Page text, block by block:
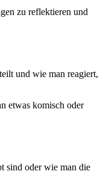
zu reflektieren und
und wie man reagiert,
etwas komisch oder
sind oder wie man die